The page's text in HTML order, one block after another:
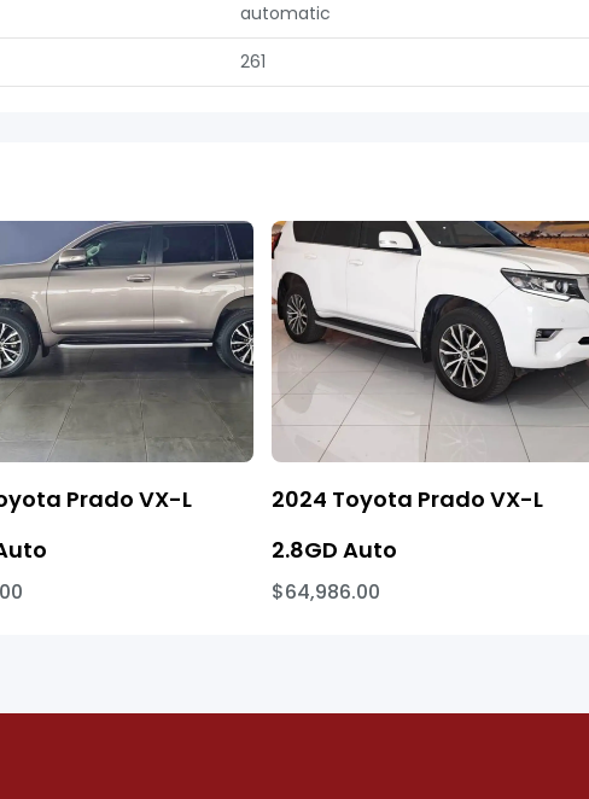
automatic
261
Prado VX-L
2024 Toyota Prado VX-L
2.8GD Auto
$64,986.00